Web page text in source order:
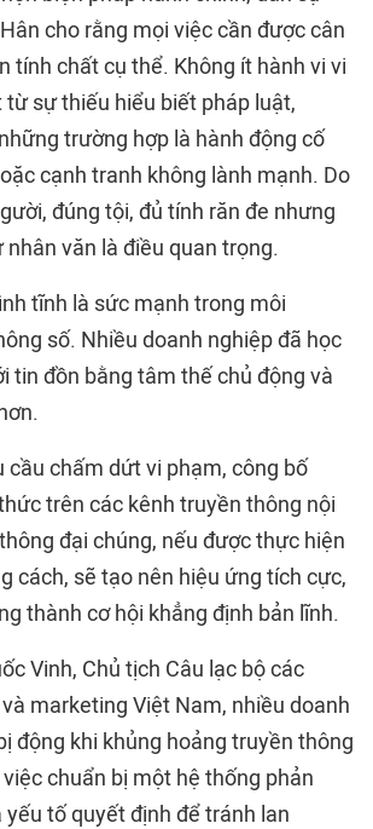
cho rằng mọi việc cần được cân
tính chất cụ thể. Không ít hành vi vi
sự thiếu hiểu biết pháp luật,
trường hợp là hành động cố
cạnh tranh không lành mạnh. Do
đúng tội, đủ tính răn đe nhưng
văn là điều quan trọng.
tĩnh là sức mạnh trong môi
số. Nhiều doanh nghiệp đã học
tin đồn bằng tâm thế chủ động và
cầu chấm dứt vi phạm, công bố
trên các kênh truyền thông nội
đại chúng, nếu được thực hiện
cách, sẽ tạo nên hiệu ứng tích cực,
thành cơ hội khẳng định bản lĩnh.
Vinh, Chủ tịch Câu lạc bộ các
marketing Việt Nam, nhiều doanh
động khi khủng hoảng truyền thông
chuẩn bị một hệ thống phản
yếu tố quyết định để tránh lan